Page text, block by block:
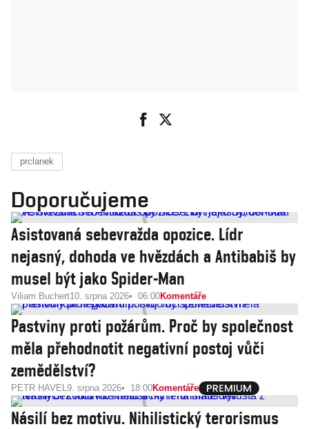
prclanek
Doporučujeme
Asistovaná sebevražda opozice. Lídr
nejasný, dohoda ve hvězdách a Antibabiš by
musel být jako Spider-Man
Viliam Buchert10. srpna 2026 06:00Komentáře
Pastviny proti požárům. Proč by společnost
měla přehodnotit negativní postoj vůči
zemědělství?
PETR HAVEL9. srpna 2026 18:00Komentáře
Násilí bez motivu. Nihilistický terorismus